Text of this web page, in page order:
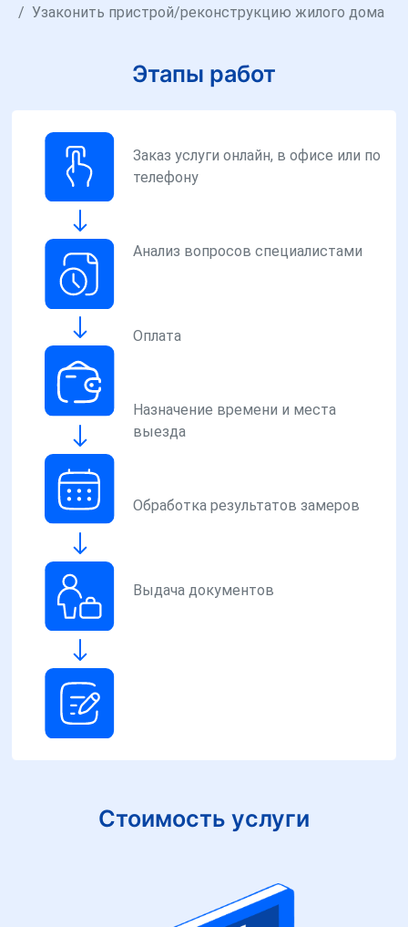
Узаконить пристрой/реконструкцию жилого дома
Этапы работ
Заказ услуги онлайн, в офисе или по
телефону
Анализ вопросов специалистами
Оплата
Назначение времени и места
выезда
Обработка результатов замеров
Выдача документов
Стоимость услуги